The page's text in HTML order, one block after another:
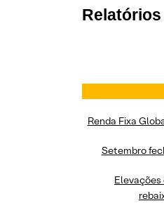
Renda Fixa
Setembro
Elevações